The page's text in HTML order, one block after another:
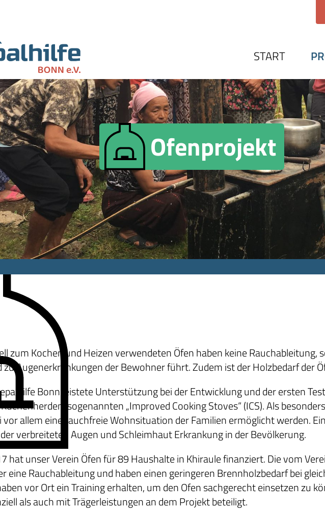
START
Ofenprojekt
zum Kochen und Heizen verwendeten Öfen haben keine Rauchableitung,
Augenerkrankungen der Bewohner führt. Zudem ist der Holzbedarf der
Bonn leistete Unterstützung bei der Entwicklung und der ersten
sogenannten „Improved Cooking Stoves“ (ICS). Als
vor allem eine rauchfreie Wohnsituation der Familien ermöglicht werden.
verbreiteten Augen und Schleimhaut Erkrankung in der Bevölkerung.
hat unser Verein Öfen für 89 Haushalte in Khiraule finanziert. Die vom
eine Rauchableitung und haben einen geringeren Brennholzbedarf bei
vor Ort ein Training erhalten, um den Ofen sachgerecht einsetzen zu
als auch mit Trägerleistungen an dem Projekt beteiligt.